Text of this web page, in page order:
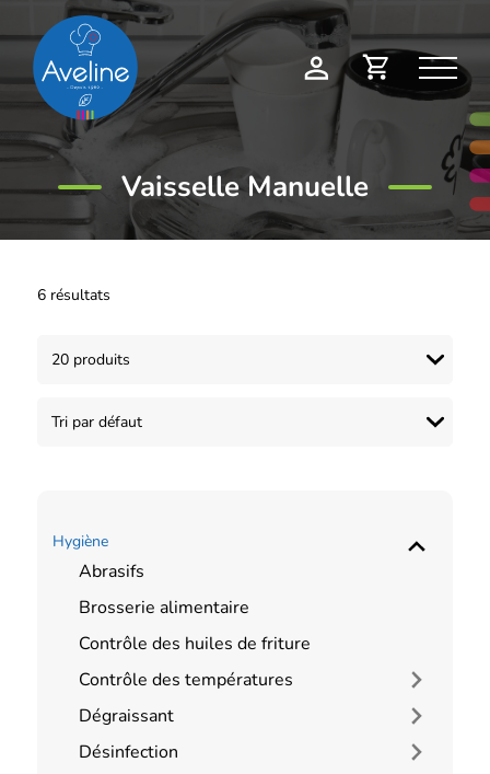
Mon
compte
Demande
de
devis
Vaisselle Manuelle
6 résultats
Hygiène
Abrasifs
Brosserie alimentaire
Contrôle des huiles de friture
Contrôle des températures
Dégraissant
Désinfection
Panneau de gestion des cookies